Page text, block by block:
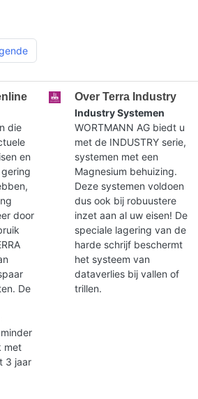
die
en
door
De
met
3 jaar
Over Terra Industry
Industry Systemen
WORTMANN AG biedt u
met de INDUSTRY serie,
systemen met een
Magnesium behuizing.
Deze systemen voldoen
dus ook bij robuustere
inzet aan al uw eisen! De
speciale lagering van de
harde schrijf beschermt
het systeem van
dataverlies bij vallen of
trillen.